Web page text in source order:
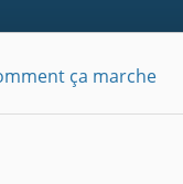
ça marche